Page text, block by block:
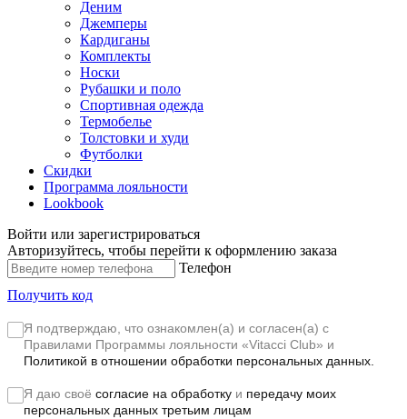
Деним
Джемперы
Кардиганы
Комплекты
Носки
Рубашки и поло
Спортивная одежда
Термобелье
Толстовки и худи
Футболки
Скидки
Программа лояльности
Lookbook
Войти или зарегистрироваться
Авторизуйтесь, чтобы перейти к оформлению заказа
Телефон
Получить код
Я подтверждаю, что ознакомлен(а) и согласен(а) с
Правилами Программы лояльности «Vitacci Club» и
Политикой в отношении обработки персональных данных.
Я даю своё согласие на обработку и передачу моих
персональных данных третьим лицам